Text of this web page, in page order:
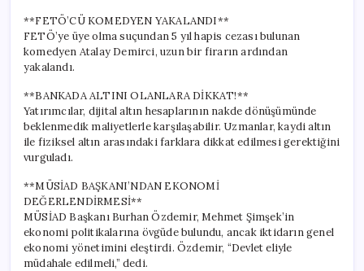
**FETÖ’CÜ KOMEDYEN YAKALANDI**
FETÖ’ye üye olma suçundan 5 yıl hapis cezası bulunan
komedyen Atalay Demirci, uzun bir firarın ardından
yakalandı.
**BANKADA ALTINI OLANLARA DİKKAT!**
Yatırımcılar, dijital altın hesaplarının nakde dönüşümünde
beklenmedik maliyetlerle karşılaşabilir. Uzmanlar, kaydi altın
ile fiziksel altın arasındaki farklara dikkat edilmesi gerektiğini
vurguladı.
**MÜSİAD BAŞKANI’NDAN EKONOMİ
DEĞERLENDİRMESİ**
MÜSİAD Başkanı Burhan Özdemir, Mehmet Şimşek’in
ekonomi politikalarına övgüde bulundu, ancak iktidarın genel
ekonomi yönetimini eleştirdi. Özdemir, “Devlet eliyle
müdahale edilmeli,” dedi.